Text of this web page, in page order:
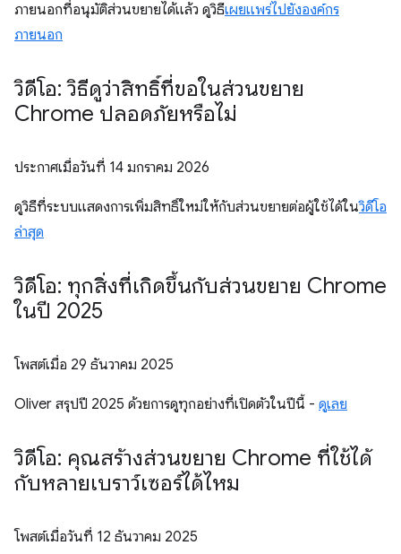
ภายนอกที่อนุมัติส่วนขยายได้แล้ว ดูวิธีเผยแพร่ไปยังองค์กร
ภายนอก
วิดีโอ: วิธีดูว่าสิทธิ์ที่ขอในส่วนขยาย
Chrome ปลอดภัยหรือไม่
ประกาศเมื่อวันที่ 14 มกราคม 2026
ดูวิธีที่ระบบแสดงการเพิ่มสิทธิ์ใหม่ให้กับส่วนขยายต่อผู้ใช้ได้ในวิดีโอ
ล่าสุด
วิดีโอ: ทุกสิ่งที่เกิดขึ้นกับส่วนขยาย Chrome
ในปี 2025
โพสต์เมื่อ 29 ธันวาคม 2025
Oliver สรุปปี 2025 ด้วยการดูทุกอย่างที่เปิดตัวในปีนี้ - ดูเลย
วิดีโอ: คุณสร้างส่วนขยาย Chrome ที่ใช้ได้
กับหลายเบราว์เซอร์ได้ไหม
โพสต์เมื่อวันที่ 12 ธันวาคม 2025